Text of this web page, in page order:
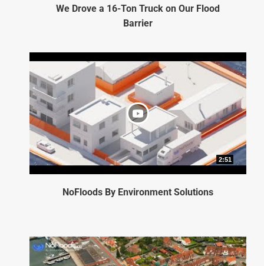
We Drove a 16-Ton Truck on Our Flood
Barrier
2:51
NoFloods By Environment Solutions